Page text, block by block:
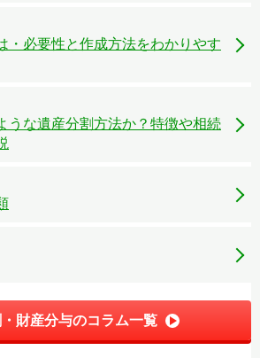
・必要性と作成方法をわかりやす
うな遺産分割方法か？特徴や相続
財産分与のコラム一覧